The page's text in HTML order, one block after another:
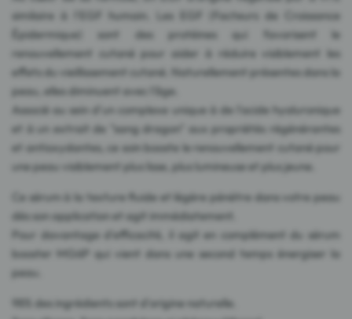
similaire à l'EGF humain. Les EGF (Facteurs de Croissance
Épidermique) sont des protéines qui favorisent le
renouvellement cutané pour aider à réduire visiblement les
effets du vieillissement cutané. Naturellement présentes dans la
peau, elles diminuent avec l'âge.
Associé au sein d'un complexe unique à de l'acide hyaluronique
et à un extrait de "sang dragon" aux propriétés régénérantes
et antioxydantes, ce soin booste le renouvellement cutané pour
une peau visiblement plus lisse, plus lumineuse et plus jeune.
Ce sérum à la texture fluide et légère pénètre dans votre peau
dès son application et agit immédiatement.
Pour davantage d'efficacité, il agit en complément du sérum
booster MG6P qui vient dans une second temps énergiser la
peau.
98% des ingrédients sont d'origine naturelle.